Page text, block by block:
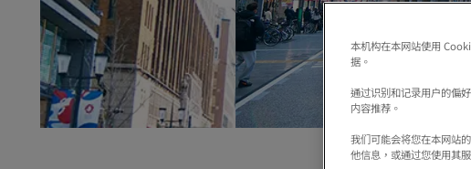
本机构在本网站使用
据。
通过识别和记录用户的偏
内容推荐。
我们可能会将您在本网站
他信息，或通过您使用其